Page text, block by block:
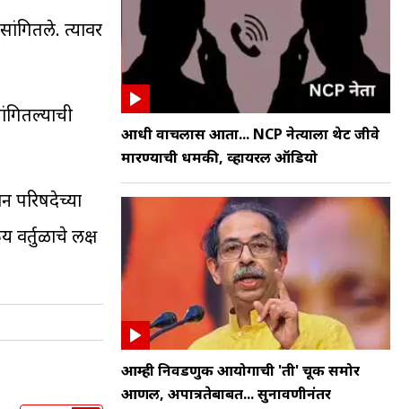
त्यावर
परिषदेच्या
वर्तुळाचे लक्ष
आधी वाचलास आता... NCP नेत्याला थेट जीवे
मारण्याची धमकी, व्हायरल ऑडियो
आम्ही निवडणुक आयोगाची 'ती' चूक समोर
आणली, अपात्रतेबाबत... सुनावणीनंतर